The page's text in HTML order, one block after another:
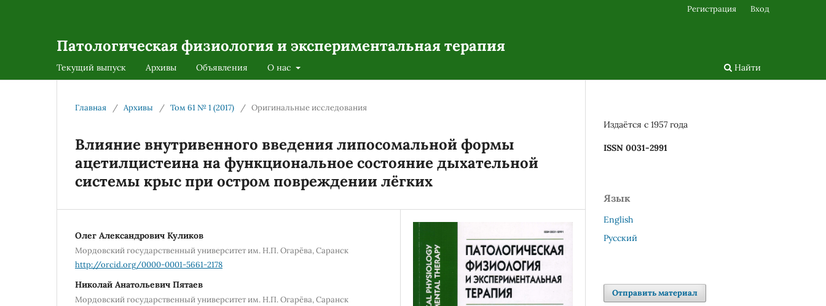
Патологическая физиология и экспериментальная терапия
Текущий выпуск Архивы Объявления О нас Найти
Регистрация Вход
Главная / Архивы / Том 61 № 1 (2017) / Оригинальные исследования
Влияние внутривенного введения липосомальной формы
ацетилцистеина на функциональное состояние дыхательной
системы крыс при остром повреждении лёгких
Олег Александрович Куликов
Мордовский государственный университет им. Н.П. Огарёва, Саранск
http://orcid.org/0000-0001-5661-2178
Николай Анатольевич Пятаев
Мордовский государственный университет им. Н.П. Огарёва, Саранск
Издаётся с 1957 года
ISSN 0031-2991
Язык
English
Русский
Отправить материал